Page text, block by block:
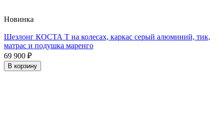
Новинка
Шезлонг КОСТА Т на колесах, каркас серый алюминий, тик,
матрас и подушка маренго
69 900 ₽
В корзину